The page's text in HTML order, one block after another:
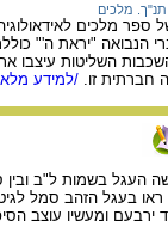
תנ"ך. מלכים
ספר מלכים
הנבואה "יראת ה'"
השליטות עיצבו
זו.
/למידע
בשמות ל"ב ובין
בעגל הזהב סמל
ירבעם ומעשיו עוצב